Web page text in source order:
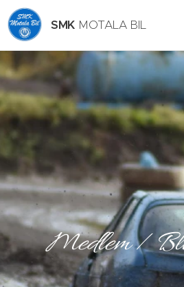
SMK MOTALA BIL
Medlem / Bli